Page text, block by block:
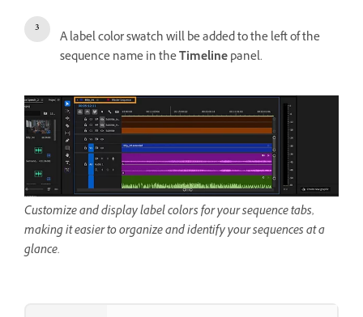
A label color swatch will be added to the left of the
sequence name in theTimelinepanel.
Customize and display label colors for your sequence tabs,
making it easier to organize and identify your sequences at a
glance.